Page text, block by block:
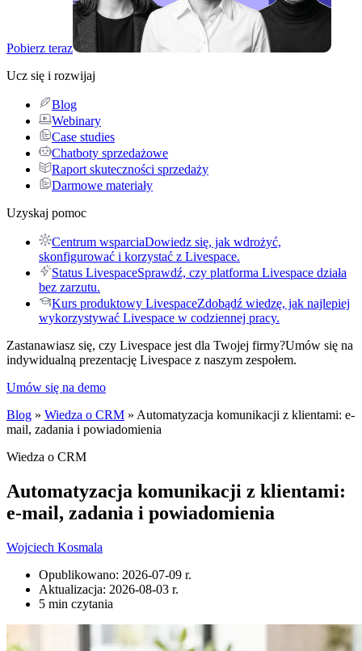
Pobierz teraz
Ucz się i rozwijaj
Blog
Webinary
Case studies
Chatboty sprzedażowe
Raport skuteczności sprzedaży
Darmowe materiały
Uzyskaj pomoc
Centrum wsparciaDowiedz się, jak wdrożyć,
skonfigurować i korzystać z Livespace.
Status LivespaceSprawdź, czy platforma Livespace działa
bez zarzutu.
Kurs produktowy LivespaceZdobądź wiedzę, jak najlepiej
wykorzystywać Livespace w codziennej pracy.
Zastanawiasz się, czy Livespace jest dla Twojej firmy?Umów się na
indywidualną prezentację Livespace z naszym zespołem.
Umów się na demo
Blog » Wiedza o CRM » Automatyzacja komunikacji z klientami: e-
mail, zadania i powiadomienia
Wiedza o CRM
Automatyzacja komunikacji z klientami:
e-mail, zadania i powiadomienia
Wojciech Kosmala
Opublikowano: 2026-07-09 r.
Aktualizacja: 2026-08-03 r.
5 min czytania